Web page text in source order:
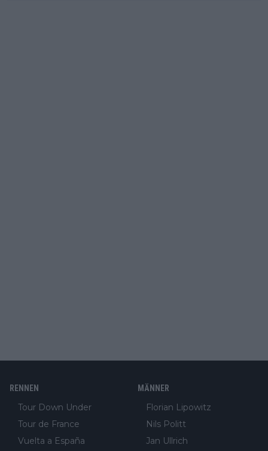
RENNEN
Tour Down Under
Tour de France
Vuelta a España
MÄNNER
Florian Lipowitz
Nils Politt
Jan Ullrich